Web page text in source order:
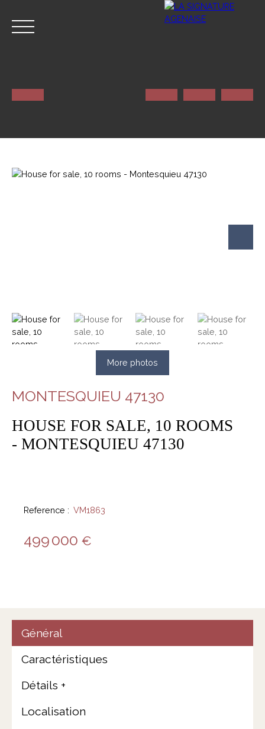
More photos
MONTESQUIEU 47130
HOUSE FOR SALE, 10 ROOMS
- MONTESQUIEU 47130
Reference : VM1863
499 000 €
Général
Caractéristiques
Détails +
Localisation